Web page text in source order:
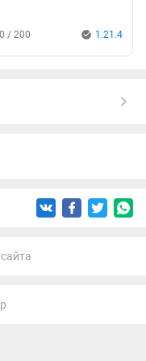
0 / 200 1.21.4